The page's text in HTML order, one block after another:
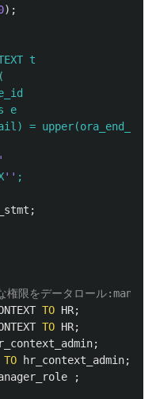
);
t
e
=
'' ;
;
権限をデータロール
TO HR;
TO HR;
;
TO hr_context_admin;
;